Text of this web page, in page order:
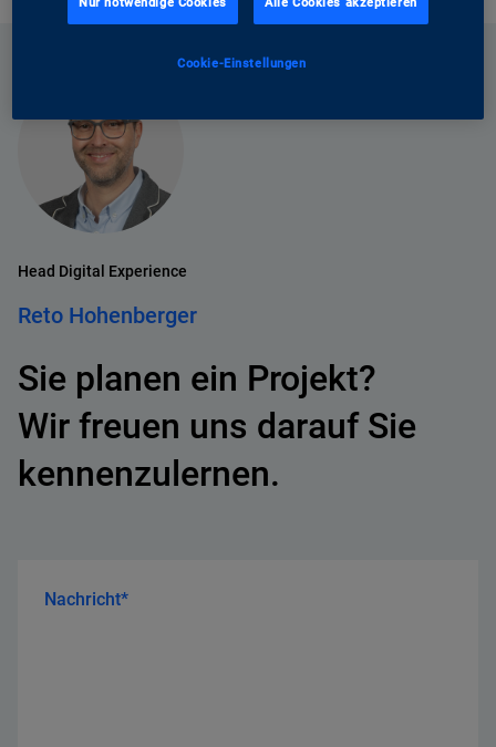
Head Digital Experience
Reto Hohenberger
Sie planen ein Projekt?
Wir freuen uns darauf Sie
kennenzulernen.
Nachricht*
Cookie-Einstellungen